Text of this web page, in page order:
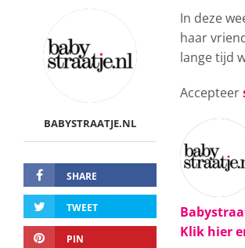
BABYSTRAATJE.NL
SHARE
TWEET
PIN
In deze
haar
lange tijd
Accepteer
Klik hier